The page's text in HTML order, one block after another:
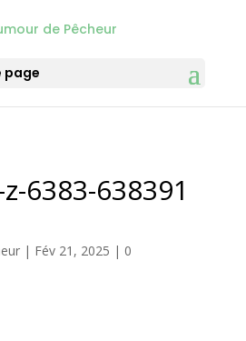
page
6383-638391
| Fév 21, 2025 | 0